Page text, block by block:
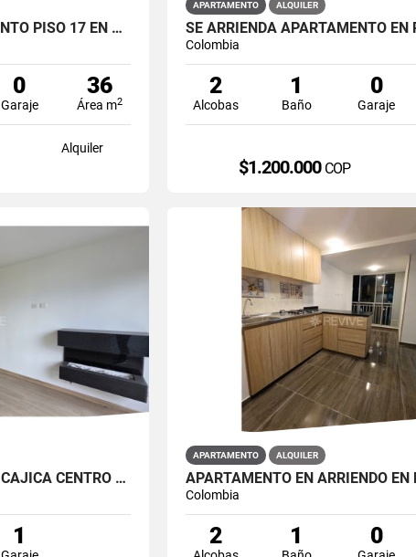
SE ARRIENDA APARTAMENTO PISO 17 EN PRIMAVERA 6-39 PUENTE ARANDA
0
Garaje
36
Área m2
Alquiler
APARTAMENTO ALQUILER
Colombia
2
Alcobas
1
Baño
0
Garaje
$1.200.000 COP
APARAMENTO EN VENTA CAJICÁ CENTRO CAMPUS CLUB RESERVADO
1
APARTAMENTO ALQUILER
Colombia
2 1 0